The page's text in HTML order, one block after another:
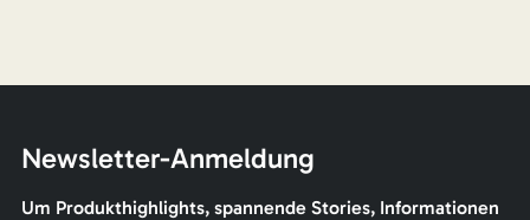
Newsletter-Anmeldung
Um Produkthighlights, spannende Stories, Informationen